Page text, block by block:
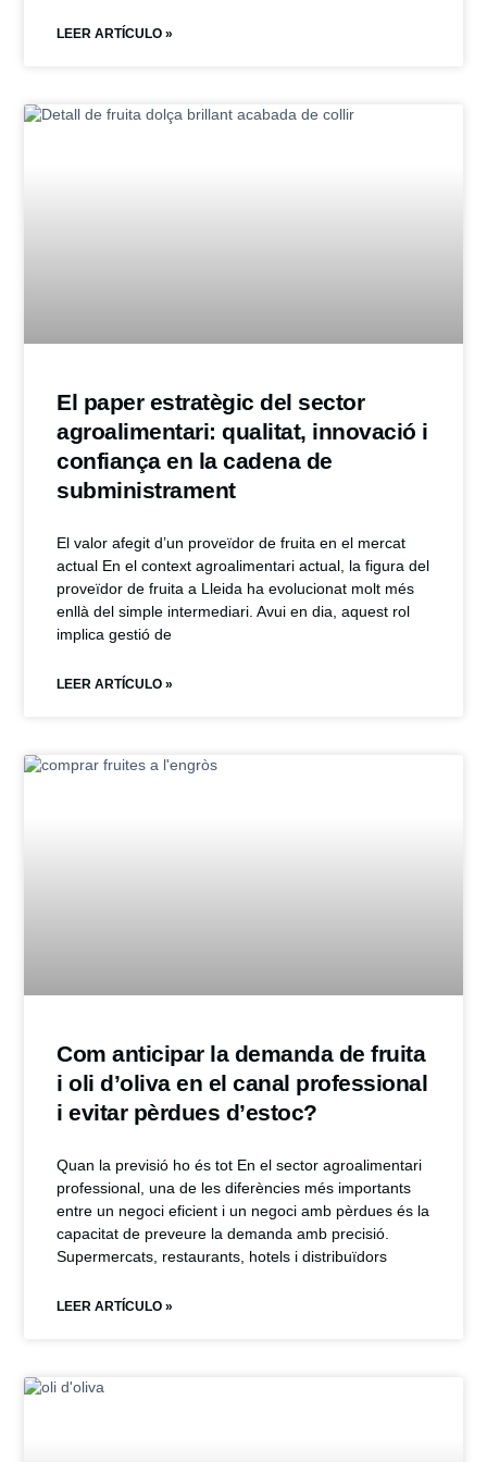
LEER ARTÍCULO »
El paper estratègic del sector
agroalimentari: qualitat, innovació i
confiança en la cadena de
subministrament
El valor afegit d’un proveïdor de fruita en el mercat
actual En el context agroalimentari actual, la figura del
proveïdor de fruita a Lleida ha evolucionat molt més
enllà del simple intermediari. Avui en dia, aquest rol
implica gestió de
LEER ARTÍCULO »
Com anticipar la demanda de fruita
i oli d’oliva en el canal professional
i evitar pèrdues d’estoc?
Quan la previsió ho és tot En el sector agroalimentari
professional, una de les diferències més importants
entre un negoci eficient i un negoci amb pèrdues és la
capacitat de preveure la demanda amb precisió.
Supermercats, restaurants, hotels i distribuïdors
LEER ARTÍCULO »